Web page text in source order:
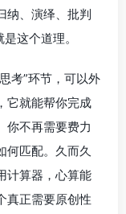
纳、演绎、批判
这个道理。
考”环节，可以外
它就能帮你完成
你不再需要费力
何匹配。久而久
计算器，心算能
真正需要原创性